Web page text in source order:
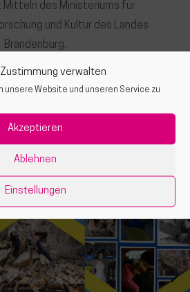
verwalten
unsere Website und unseren Service zu
Akzeptieren
Ablehnen
Einstellungen
des Ministeriums für
und Kultur des Landes
Brandenburg.
entdecken